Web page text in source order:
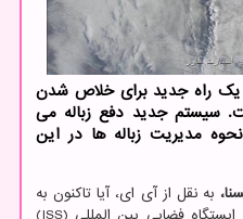
یک راه جدید برای خلاص شدن
سیستم جدید دفع زباله می
مدیریت زباله ها در این
به نقل از آی ای، آیا تاکنون به